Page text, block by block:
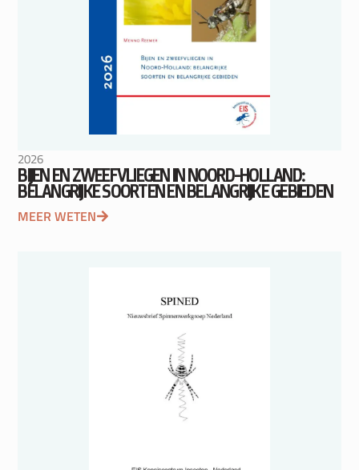
2026
BIJEN EN ZWEEFVLIEGEN IN NOORD-HOLLAND:
BELANGRIJKE SOORTEN EN BELANGRIJKE GEBIEDEN
MEER WETEN